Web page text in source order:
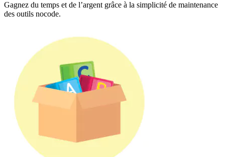
Gagnez du temps et de l’argent grâce à la simplicité de maintenance
des outils nocode.